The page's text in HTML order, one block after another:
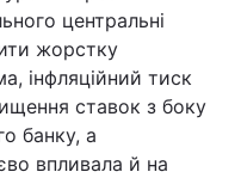
центральні
жорстку
інфляційний тиск
ставок з боку
банку, а
впливала й на